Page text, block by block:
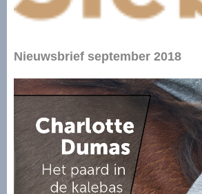
Nieuwsbrief september 2018